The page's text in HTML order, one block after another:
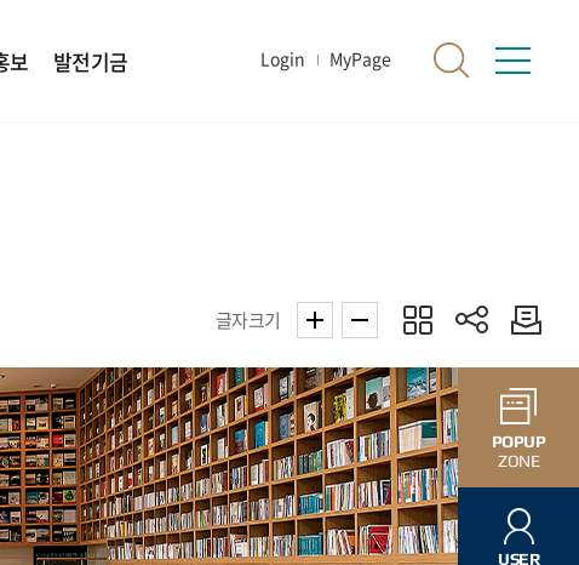
보 발전기금 Login MyPage
글자크기
POPUP
ZONE
USER